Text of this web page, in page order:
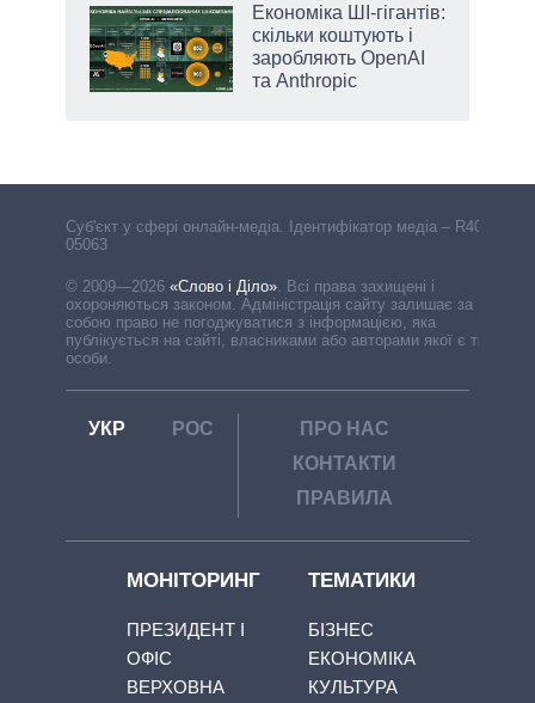
Економіка ШІ-гігантів:
скільки коштують і
заробляють OpenAI
та Anthropic
Cуб'єкт у сфері онлайн-медіа. Ідентифікатор медіа – R40-
05063
© 2009—2026 «Слово і Діло» Всі права захищені і
охороняються законом. Адміністрація сайту залишає за
собою право не погоджуватися з інформацією, яка
публікується на сайті, власниками або авторами якої є треті
особи.
УКР РОС
ПРО НАС
КОНТАКТИ
ПРАВИЛА
МОНІТОРИНГ
ПРЕЗИДЕНТ І
ОФІС
ВЕРХОВНА
ТЕМАТИКИ
БІЗНЕС
ЕКОНОМІКА
КУЛЬТУРА